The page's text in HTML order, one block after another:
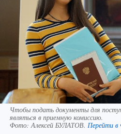
Чтобы подать документы для
являться в приемную комиссию.
Фото:Алексей БУЛАТОВ. Перейти